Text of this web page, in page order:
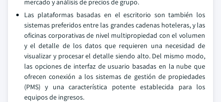
mercado y análisis de precios de grupo.
Las plataformas basadas en el escritorio son también los
sistemas preferidos entre las grandes cadenas hoteleras, y las
oficinas corporativas de nivel multipropiedad con el volumen
y el detalle de los datos que requieren una necesidad de
visualizar y procesar el detalle siendo alto. Del mismo modo,
las opciones de interfaz de usuario basadas en la nube que
ofrecen conexión a los sistemas de gestión de propiedades
(PMS) y una característica potente establecida para los
equipos de ingresos.